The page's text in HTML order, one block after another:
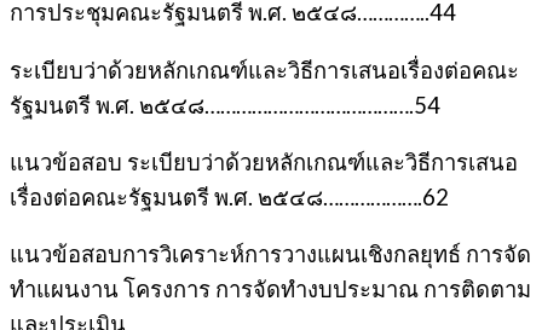
การประชุมคณะรัฐมนตรี พ.ศ. ๒๕๔๘…………..44
ระเบียบว่าด้วยหลักเกณฑ์และวิธีการเสนอเรื่องต่อคณะ
รัฐมนตรี พ.ศ. ๒๕๔๘………………………………….54
แนวข้อสอบ ระเบียบว่าด้วยหลักเกณฑ์และวิธีการเสนอ
เรื่องต่อคณะรัฐมนตรี พ.ศ. ๒๕๔๘……………….62
แนวข้อสอบการวิเคราะห์การวางแผนเชิงกลยุทธ์ การจัด
ทำแผนงาน โครงการ การจัดทำงบประมาณ การติดตาม
และประเมิน